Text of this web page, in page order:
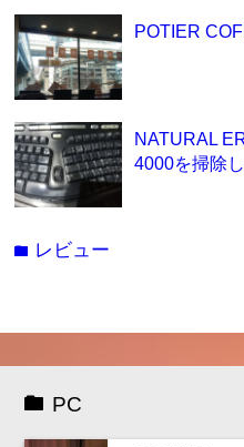
POTIER
NATURAL
4000を掃除し
folder レビュー
PC